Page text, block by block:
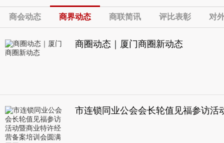
部门职能
商会章程
商会动态 商界动态 商联简讯 评比表彰 对
商圈动态｜厦门商圈新动态